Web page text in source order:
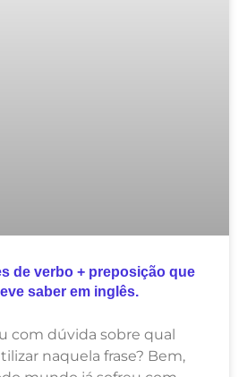
de verbo + preposição que
saber em inglês.
com dúvida sobre qual
naquela frase? Bem,